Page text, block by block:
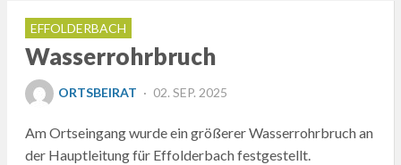
EFFOLDERBACH
Wasserrohrbruch
ORTSBEIRAT
POSTED
02. SEP. 2025
Am Ortseingang wurde ein größerer Wasserrohrbruch an
der Hauptleitung für Effolderbach festgestellt.